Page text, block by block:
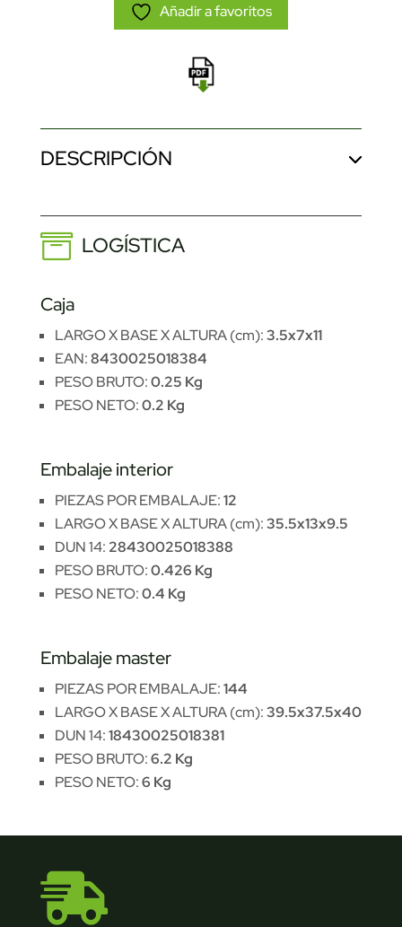
Añadir a favoritos
DESCRIPCIÓN
LOGÍSTICA
Caja
LARGO X BASE X ALTURA (cm):3.5x7x11
EAN:8430025018384
PESO BRUTO:0.25 Kg
PESO NETO:0.2 Kg
Embalaje interior
PIEZAS POR EMBALAJE:12
LARGO X BASE X ALTURA (cm):35.5x13x9.5
DUN 14: 28430025018388
PESO BRUTO:0.426 Kg
PESO NETO:0.4 Kg
Embalaje master
PIEZAS POR EMBALAJE:144
LARGO X BASE X ALTURA (cm):39.5x37.5x40
DUN 14:18430025018381
PESO BRUTO:6.2 Kg
PESO NETO:6 Kg
